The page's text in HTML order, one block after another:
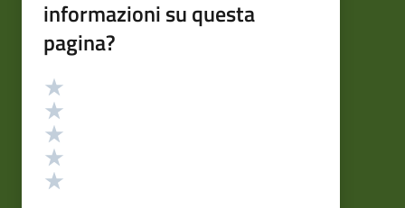
informazioni su questa
pagina?
Valutazione